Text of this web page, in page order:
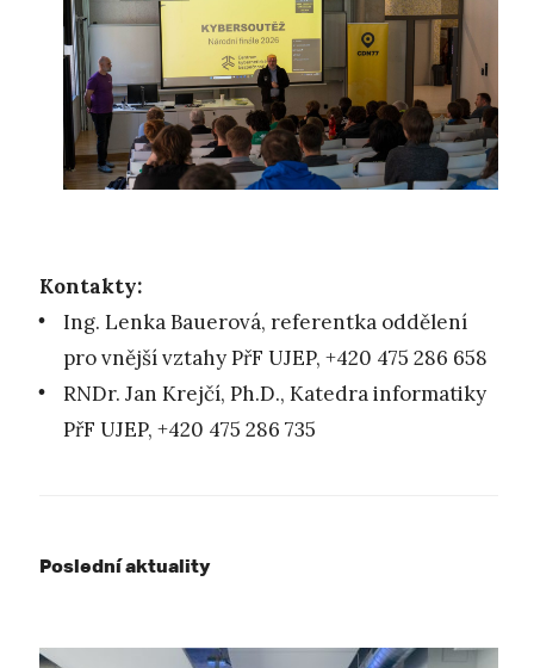
Kontakty:
Ing. Lenka Bauerová, referentka oddělení
pro vnější vztahy PřF UJEP, +420 475 286 658
RNDr. Jan Krejčí, Ph.D., Katedra informatiky
PřF UJEP, +420 475 286 735
Poslední aktuality